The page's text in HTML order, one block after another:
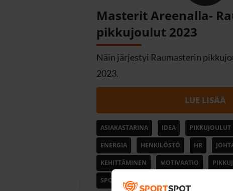
Masterit Areenalla-
pikkujoulut 2023
Näin järjestyi Raumasterin
2023.
LUE LISÄÄ
ASIAKASTARINA IDEA PIKKUJOULUT
ENERGIA HENKILÖSTÖ HR
KEHITTÄMINEN MOTIVAATIO
SPORTSPOT